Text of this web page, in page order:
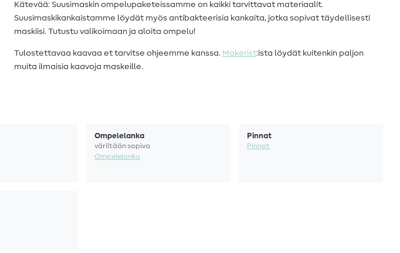
Kätevää: Suusimaskin ompelupaketeissamme on kaikki tarvittavat materiaalit.
Suusimaskikankaistamme löydät myös antibakteerisia kankaita, jotka sopivat täydellisesti
maskiisi. Tutustu valikoimaan ja aloita ompelu!
Tulostettavaa kaavaa et tarvitse ohjeemme kanssa. Makerist:ista löydät kuitenkin paljon
muita ilmaisia kaavoja maskeille.
Ompelelanka
väriltään sopiva
Ompelelanka
Pinnat
Pinnat